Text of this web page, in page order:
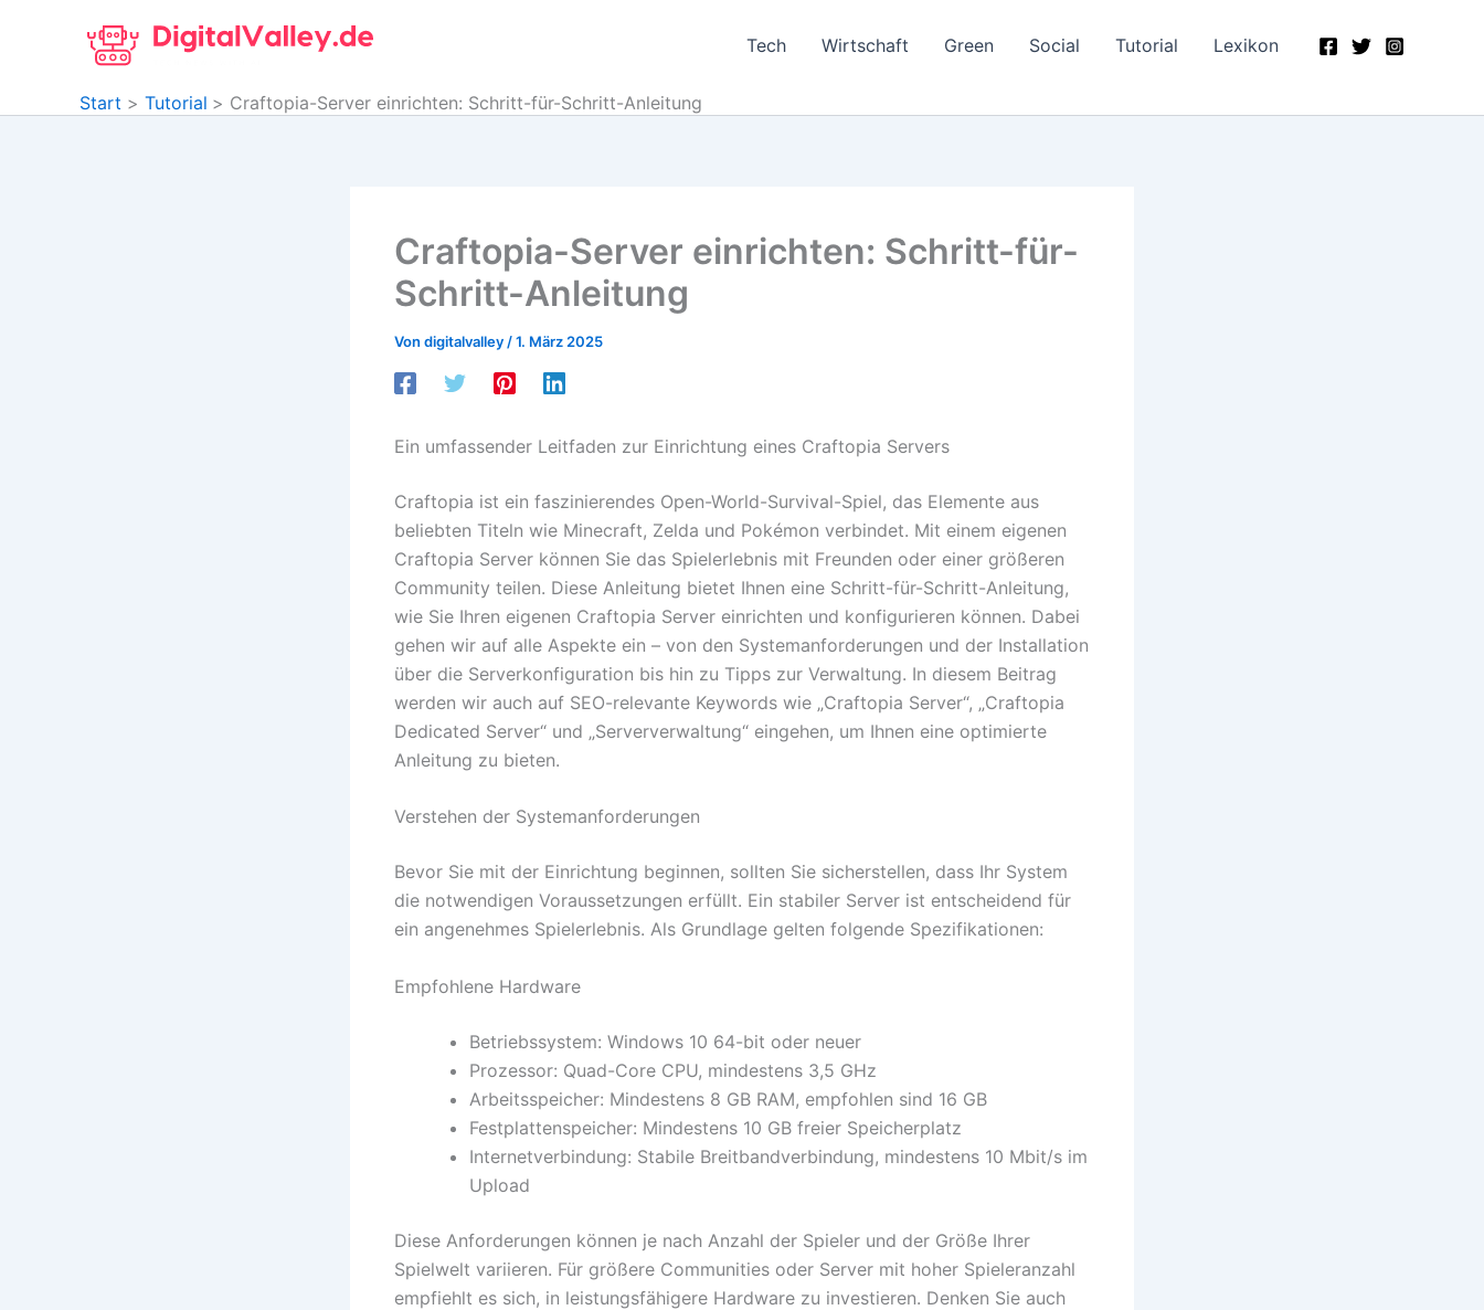
Tech Wirtschaft Green Social Tutorial Lexikon
Start Tutorial Craftopia-Server einrichten: Schritt-für-Schritt-Anleitung
Craftopia-Server einrichten: Schritt-für-
Schritt-Anleitung
Von digitalvalley /1. März 2025
Ein umfassender Leitfaden zur Einrichtung eines Craftopia Servers
Craftopia ist ein faszinierendes Open-World-Survival-Spiel, das Elemente aus
beliebten Titeln wie Minecraft, Zelda und Pokémon verbindet. Mit einem eigenen
Craftopia Server können Sie das Spielerlebnis mit Freunden oder einer größeren
Community teilen. Diese Anleitung bietet Ihnen eine Schritt-für-Schritt-Anleitung,
wie Sie Ihren eigenen Craftopia Server einrichten und konfigurieren können. Dabei
gehen wir auf alle Aspekte ein – von den Systemanforderungen und der Installation
über die Serverkonfiguration bis hin zu Tipps zur Verwaltung. In diesem Beitrag
werden wir auch auf SEO-relevante Keywords wie „Craftopia Server“, „Craftopia
Dedicated Server“ und „Serververwaltung“ eingehen, um Ihnen eine optimierte
Anleitung zu bieten.
Verstehen der Systemanforderungen
Bevor Sie mit der Einrichtung beginnen, sollten Sie sicherstellen, dass Ihr System
die notwendigen Voraussetzungen erfüllt. Ein stabiler Server ist entscheidend für
ein angenehmes Spielerlebnis. Als Grundlage gelten folgende Spezifikationen:
Empfohlene Hardware
Betriebssystem: Windows 10 64-bit oder neuer
Prozessor: Quad-Core CPU, mindestens 3,5 GHz
Arbeitsspeicher: Mindestens 8 GB RAM, empfohlen sind 16 GB
Festplattenspeicher: Mindestens 10 GB freier Speicherplatz
Internetverbindung: Stabile Breitbandverbindung, mindestens 10 Mbit/s im
Upload
Diese Anforderungen können je nach Anzahl der Spieler und der Größe Ihrer
Spielwelt variieren. Für größere Communities oder Server mit hoher Spieleranzahl
empfiehlt es sich, in leistungsfähigere Hardware zu investieren. Denken Sie auch